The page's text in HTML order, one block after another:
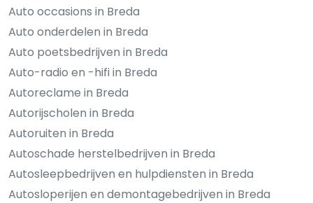
Auto occasions in Breda
Auto onderdelen in Breda
Auto poetsbedrijven in Breda
Auto-radio en -hifi in Breda
Autoreclame in Breda
Autorijscholen in Breda
Autoruiten in Breda
Autoschade herstelbedrijven in Breda
Autosleepbedrijven en hulpdiensten in Breda
Autosloperijen en demontagebedrijven in Breda